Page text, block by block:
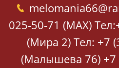
025-50-71 (MAX)
(Мира 2) Тел: +7
(Малышева 76)